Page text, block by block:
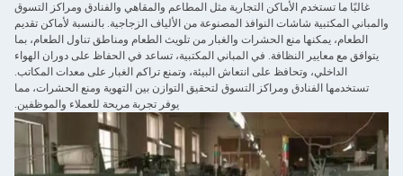
غالبًا ما تستخدم الأماكن التجارية مثل المطاعم والمقاهي والفنادق ومراكز التسوق
والمباني المكتبية شاشات النوافذ المصنوعة من الألياف الزجاجية. بالنسبة لأماكن تقديم
الطعام، يمكنها منع الحشرات والغبار من تلويث الطعام ومناطق تناول الطعام، بما
يتوافق مع معايير النظافة. في المباني المكتبية، تساعد في الحفاظ على دوران الهواء
الداخلي، وتحافظ على انتعاش البيئة، وتمنع تراكم الغبار على معدات المكاتب.
تستخدمها الفنادق ومراكز التسوق لتحقيق التوازن بين التهوية ومنع الحشرات، مما
يوفر تجربة مريحة للعملاء والموظفين.